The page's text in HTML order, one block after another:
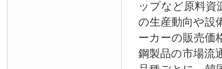
ップなど原料資
の生産動向や設
ーカーの販売価
鋼製品の市場流